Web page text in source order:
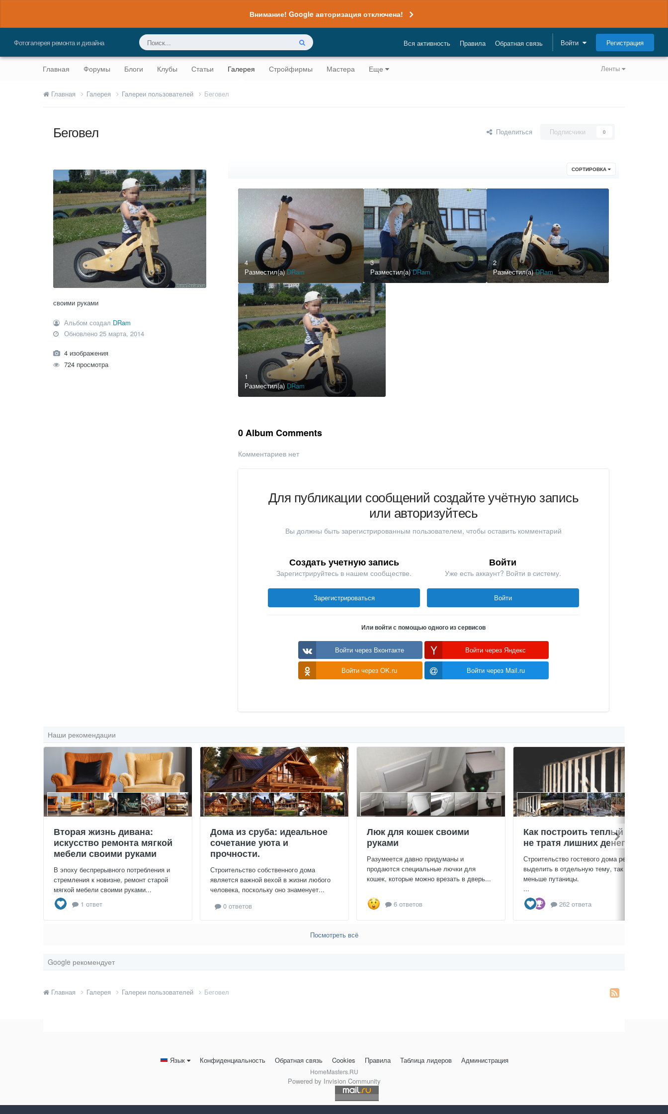
Внимание! Google авторизация отключена!
Фотогалерея ремонта и дизайна Вся активность Правила Обратная связь Войти Регистрация
Ленты
Главная Форумы Блоги Клубы Статьи Галерея Стройфирмы Мастера Еще
Главная Галерея Галереи пользователей Беговел
Беговел Поделиться Подписчики 0
своими руками
Альбом создал DRam
Обновлено25 марта, 2014
4 изображения
724 просмотра
СОРТИРОВКА
4
Разместил(а)DRam
3
Разместил(а)DRam
2
Разместил(а)DRam
1
Разместил(а) DRam
0 Album Comments
Комментариев нет
Для публикации сообщений создайте учётную запись
или авторизуйтесь
Вы должны быть зарегистрированным пользователем, чтобы оставить комментарий
Создать учетную запись
Зарегистрируйтесь в нашем сообществе.
Зарегистрироваться
Войти
Уже есть аккаунт? Войти в систему.
Войти
Или войти с помощью одного из сервисов
Войти через Вконтакте Войти через Яндекс
Войти через OK.ru Войти через Mail.ru
Наши рекомендации
Вторая жизнь дивана:
искусство ремонта мягкой
мебели своими руками
В эпоху беспрерывного потребления и
стремления к новизне, ремонт старой
мягкой мебели своими руками...
1 ответ
Дома из сруба: идеальное
сочетание уюта и
прочности.
Строительство собственного дома
является важной вехой в жизни любого
человека, поскольку оно знаменует...
0 ответов
Люк для кошек своими
руками
Разумеется давно придуманы и
продаются специальные лючки для
кошек, которые можно врезать в дверь...
6 ответов
Как построить теплый дом,
не тратя лишних денег
Строительство гостевого дома решил
выделить в отдельную тему, так будет
меньше путаницы.
...
262 ответа
Посмотреть всё
Google рекомендует
Главная Галерея Галереи пользователей Беговел
Язык Конфиденциальность Обратная связь Cookies Правила Таблица лидеров Администрация
HomeMasters.RU
Powered by Invision Community